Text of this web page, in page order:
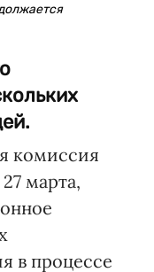
комиссия
марта,
в процессе